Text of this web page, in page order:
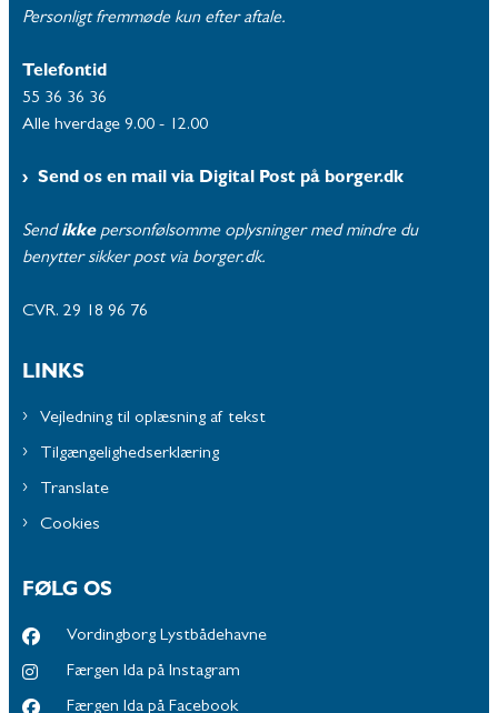
Personligt fremmøde kun efter aftale.
Telefontid
55 36 36 36
Alle hverdage 9.00 - 12.00
Send os en mail via Digital Post på borger.dk
Send ikke personfølsomme oplysninger med mindre du
benytter sikker post via borger.dk.
CVR. 29 18 96 76
LINKS
Vejledning til oplæsning af tekst
Tilgængelighedserklæring
Translate
Cookies
FØLG OS
Vordingborg Lystbådehavne
Færgen Ida på Instagram
Færgen Ida på Facebook